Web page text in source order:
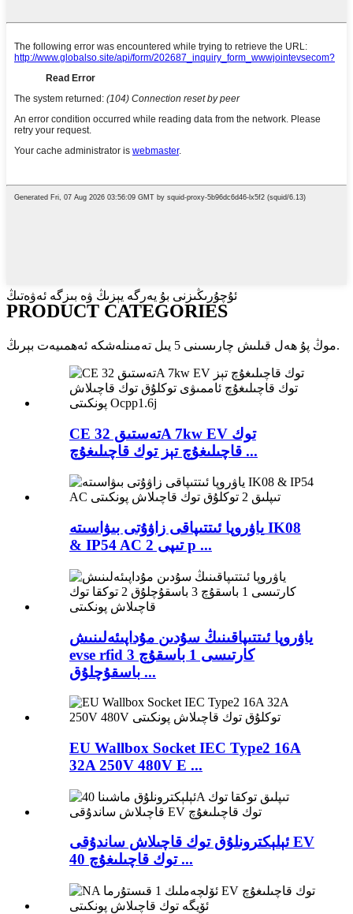
ئۇچۇرىڭىزنى بۇ يەرگە يېزىڭ ۋە بىزگە ئەۋەتىڭ
PRODUCT CATEGORIES
موڭ پۇ ھەل قىلىش چارىسىنى 5 يىل تەمىنلەشكە ئەھمىيەت بېرىڭ.
CE تەستىق 32A 7kw EV توك
قاچىلىغۇچ تېز توك قاچىلىغۇچ ...
ياۋروپا ئىتتىپاقى زاۋۇتى بىۋاسىتە IK08
& IP54 AC تىپى 2 p ...
ياۋروپا ئىتتىپاقىنىڭ سۇدىن مۇداپىئەلىنىش
evse rfid كارتىسى 1 باسقۇچ 3
باسقۇچلۇق ...
EU Wallbox Socket IEC Type2 16A
32A 250V 480V E ...
ئېلېكترونلۇق توك قاچىلاش ساندۇقى EV
توك قاچىلىغۇچ 40 ...